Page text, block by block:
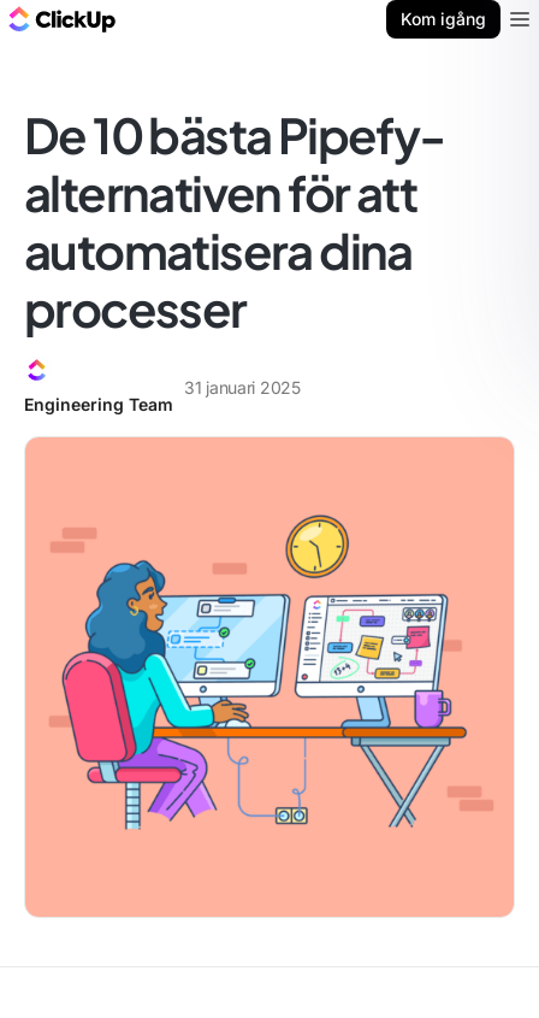
Kom igång
De 10 bästa Pipefy-
alternativen för att
automatisera dina
processer
Engineering Team
31 januari 2025